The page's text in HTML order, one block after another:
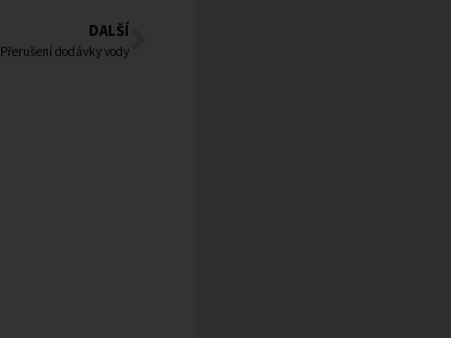
DALŠÍ
Přerušení dodávky vody